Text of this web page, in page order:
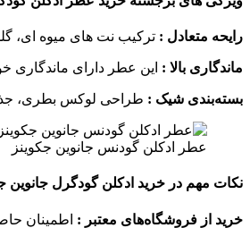
رایحه متعادل : ترکیب نت‌ های میوه‌ ای،
ماندگاری بالا : این عطر دارای ماندگاری
بسته‌بندی شیک : طراحی لوکس بطری،
عطر ادکلن گودنس جانوین جکوینز
نکات مهم در خرید ادکلن گودگرل
خرید از فروشگاه‌های معتبر : اطمینان